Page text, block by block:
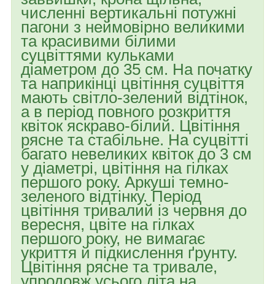
численні вертикальні потужні
пагони з неймовірно великими
та красивими білими
суцвіттями кульками
діаметром до 35 см. На початку
та наприкінці цвітіння суцвіття
мають світло-зелений відтінок,
а в період повного розкриття
квіток яскраво-білий. Цвітіння
рясне та стабільне. На суцвітті
багато невеликих квіток до 3 см
у діаметрі, цвітіння на гілках
першого року. Аркуші темно-
зеленого відтінку. Період
цвітіння тривалий із червня до
вересня, цвіте на гілках
першого року, не вимагає
укриття й підкислення ґрунту.
Цвітіння рясне та тривале,